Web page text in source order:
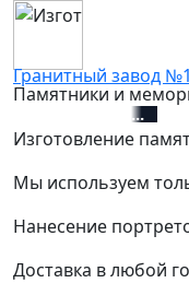
Гранитный завод №1
Памятники и
+7 (812) 627-67-01
Изготовление
Мы используем
Нанесение
Доставка в любой